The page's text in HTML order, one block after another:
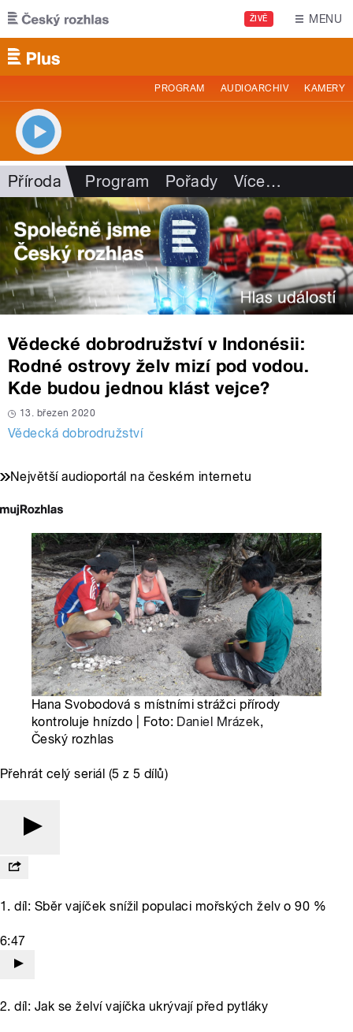
Přejít k hlavnímu obsahu
ŽIVĚ MENU
PROGRAM AUDIOARCHIV KAMERY
Příroda Program Pořady Více…
Vědecké dobrodružství v Indonésii:
Rodné ostrovy želv mizí pod vodou.
Kde budou jednou klást vejce?
13. březen 2020
Vědecká dobrodružství
Největší audioportál na českém internetu
Hana Svobodová s místními strážci přírody
kontroluje hnízdo | Foto: Daniel Mrázek,
Český rozhlas
Přehrát celý seriál (5 z 5 dílů)
1. díl: Sběr vajíček snížil populaci mořských želv o 90 %
6:47
2. díl: Jak se želví vajíčka ukrývají před pytláky